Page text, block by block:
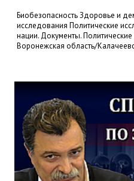
БиобезопасностьЗдоровье и
исследования Политические
нации. Документы.
Воронежская область/